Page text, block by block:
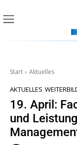
Start Aktuelles
AKTUELLES
19. April:
und